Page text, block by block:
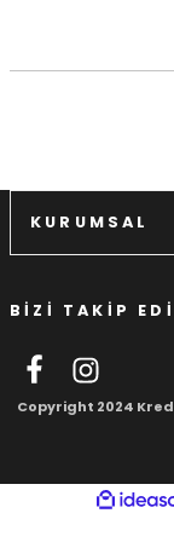
KURUMSAL
BİZİ TAKİP
Copyright 2024